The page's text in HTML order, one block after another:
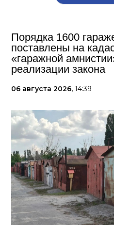
Порядка 1600
поставлены на
«гаражной
реализации закона
06 августа 2026, 14:39